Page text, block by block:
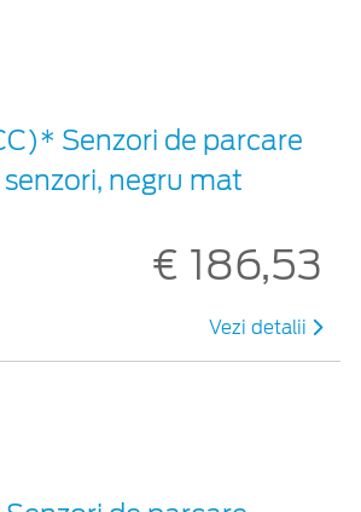
Senzori de parcare
negru mat
€ 186,53
Vezi detalii